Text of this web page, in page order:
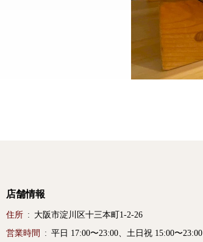
店舗情報
住所
大阪市淀川区十三本町1-2-26
営業時間
平日 17:00〜23:00、土日祝 15:00〜23:00